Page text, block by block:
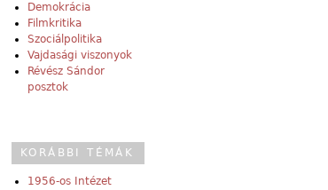
Demokrácia
Filmkritika
Szociálpolitika
Vajdasági viszonyok
Révész Sándor
posztok
KORÁBBI TÉMÁK
1956-os Intézet